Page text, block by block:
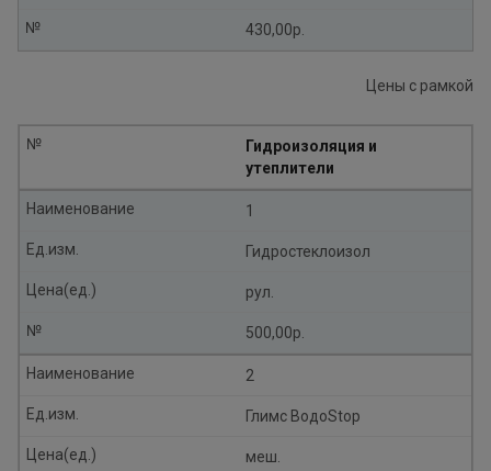
430,00р.
№
Цены с рамкой
Гидроизоляция и
утеплители
№
1
Наименование
Гидростеклоизол
Ед.изм.
рул.
Цена(ед.)
500,00р.
№
2
Наименование
Глимс ВодоStop
Ед.изм.
меш.
Цена(ед.)